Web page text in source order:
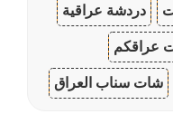
دردشة عراقية
عراقكم
شات سناب العراق